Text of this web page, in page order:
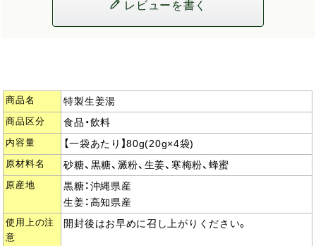
レビューを書く
商品名 特製生姜湯
商品区分 食品・飲料
内容量 【一袋あたり】80g(20g×4袋)
原材料名 砂糖、黒糖、澱粉、生姜、寒梅粉、蜂蜜
原産地
黒糖：沖縄県産
生姜：高知県産
使用上の注
意
開封後はお早めに召し上がりください。